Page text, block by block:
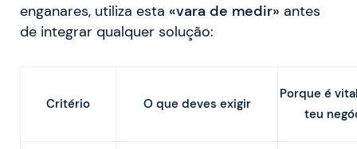
enganares, utiliza esta «vara de medir» antes
de integrar qualquer solução:
Critério O que deves exigir
Porque é
teu